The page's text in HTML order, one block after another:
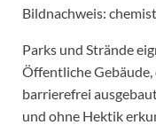
Bildnachweis:
Parks und Strände
Öffentliche Gebäude,
barrierefrei
und ohne Hektik